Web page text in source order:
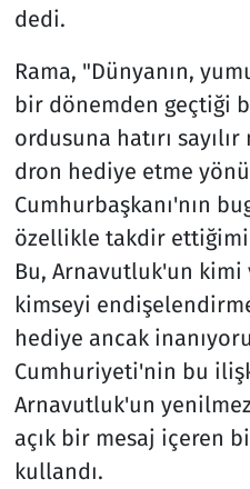
dedi.
Rama, "Dünyanın,
bir dönemden geçtiği
ordusuna hatırı
dron hediye etme
Cumhurbaşkanı'nın
özellikle takdir
Bu, Arnavutluk'un kimi
kimseyi
hediye ancak
Cumhuriyeti'nin bu
Arnavutluk'un
açık bir mesaj içeren
kullandı.